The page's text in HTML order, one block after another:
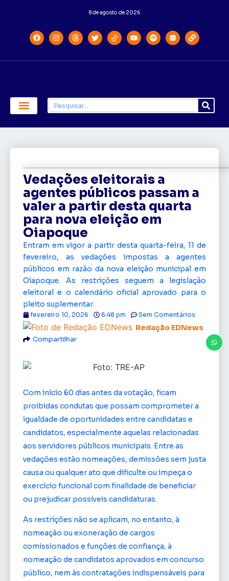
8 de agosto de 2026
Vedações eleitorais a
agentes públicos passam a
valer a partir desta quarta
para nova eleição em
Oiapoque
Entram em vigor a partir desta quarta-feira, 11 de
fevereiro, as vedações impostas a agentes
públicos em razão da nova eleição municipal em
Oiapoque. As restrições seguem a legislação
eleitoral e o calendário oficial aprovado para o
pleito suplementar.
Redação EDNews
fevereiro 10, 2026 6:48 pm Sem Comentários
Compartilhar
Com início 60 dias antes da votação, ficam
proibidas condutas que possam comprometer a
igualdade de oportunidades entre candidatas e
candidatos, especialmente aquelas relacionadas
aos servidores públicos municipais. Entre as
vedações estão nomeações, demissões sem justa
causa ou qualquer ato que dificulte ou impeça o
exercício funcional com finalidade de beneficiar
ou prejudicar possíveis candidaturas.
As restrições não se aplicam, no entanto, à
nomeação ou exoneração de cargos
comissionados e funções de confiança, à
nomeação de candidatos aprovados em concurso
público, nem às contratações indispensáveis para